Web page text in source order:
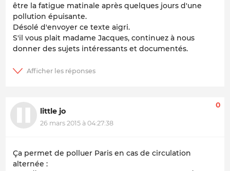
être la fatigue matinale après quelques jours d'une
pollution épuisante.
Désolé d'envoyer ce texte aigri.
S'il vous plait madame Jacques, continuez à nous
donner des sujets intéressants et documentés.
little jo
26 mars 2015 à 04:27:38
0
Ça permet de polluer Paris en cas de circulation
alternée :